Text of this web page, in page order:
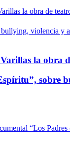
la obra
sobre